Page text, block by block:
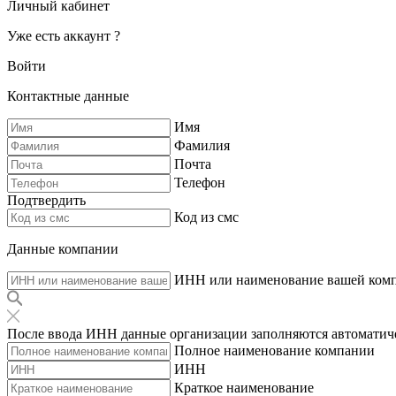
Личный кабинет
Уже есть аккаунт ?
Войти
Контактные данные
Имя
Фамилия
Почта
Телефон
Подтвердить
Код из смс
Данные компании
ИНН или наименование вашей
После ввода ИНН данные организации заполняются
Полное наименование компании
ИНН
Краткое наименование